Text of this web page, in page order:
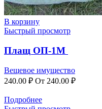
В корзину
Быстрый просмотр
Плащ ОП-1М
Вещевое имущество
240.00 ₽ От 240.00 ₽
Подробнее